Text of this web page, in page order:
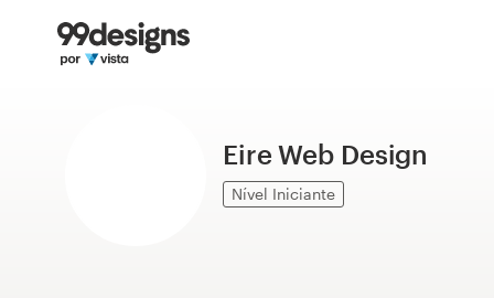
Eire Web Design
Nível Iniciante
Página inicial
Encontre um designer